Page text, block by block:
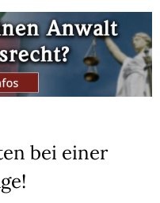
bei einer